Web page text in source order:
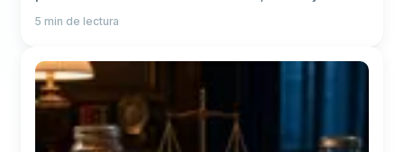
5 min de lectura